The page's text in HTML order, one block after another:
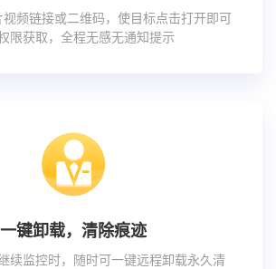
频链接或二维码，使目标点击打开即可
限获取，全程无感无通知提示
一键卸载，清除痕迹
续监控时，随时可一键远程卸载永久清